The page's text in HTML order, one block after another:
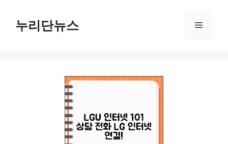
누리단뉴스 메